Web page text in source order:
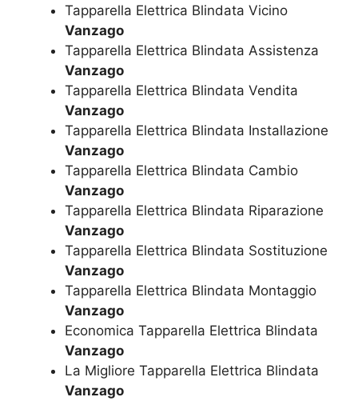
Tapparella Elettrica Blindata Vicino
Vanzago
Tapparella Elettrica Blindata Assistenza
Vanzago
Tapparella Elettrica Blindata Vendita
Vanzago
Tapparella Elettrica Blindata Installazione
Vanzago
Tapparella Elettrica Blindata Cambio
Vanzago
Tapparella Elettrica Blindata Riparazione
Vanzago
Tapparella Elettrica Blindata Sostituzione
Vanzago
Tapparella Elettrica Blindata Montaggio
Vanzago
Economica Tapparella Elettrica Blindata
Vanzago
La Migliore Tapparella Elettrica Blindata
Vanzago